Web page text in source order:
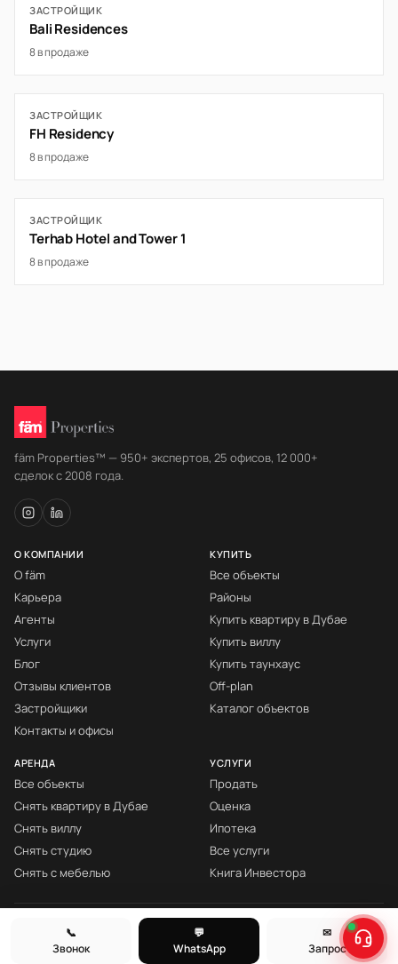
ЗАСТРОЙЩИК
Bali Residences
8 в продаже
ЗАСТРОЙЩИК
FH Residency
8 в продаже
ЗАСТРОЙЩИК
Terhab Hotel and Tower 1
8 в продаже
📞
Звонок
💬
WhatsApp
✉
Запрос
fäm Properties™ — 950+ экспертов, 25 офисов, 12 000+
сделок с 2008 года.
О КОМПАНИИ
О fäm
Карьера
Агенты
Услуги
Блог
Отзывы клиентов
Застройщики
Контакты и офисы
КУПИТЬ
Все объекты
Районы
Купить квартиру в Дубае
Купить виллу
Купить таунхаус
Off-plan
Каталог объектов
АРЕНДА
Все объекты
Снять квартиру в Дубае
Снять виллу
Снять студию
Снять с мебелью
УСЛУГИ
Продать
Оценка
Ипотека
Все услуги
Книга Инвестора
© fäm Properties™ · ORN 1858 · С 2008